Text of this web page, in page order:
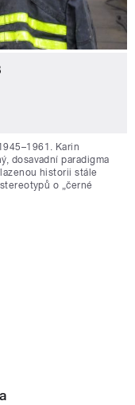
Karin
dosavadní paradigma
historii stále
o „černé